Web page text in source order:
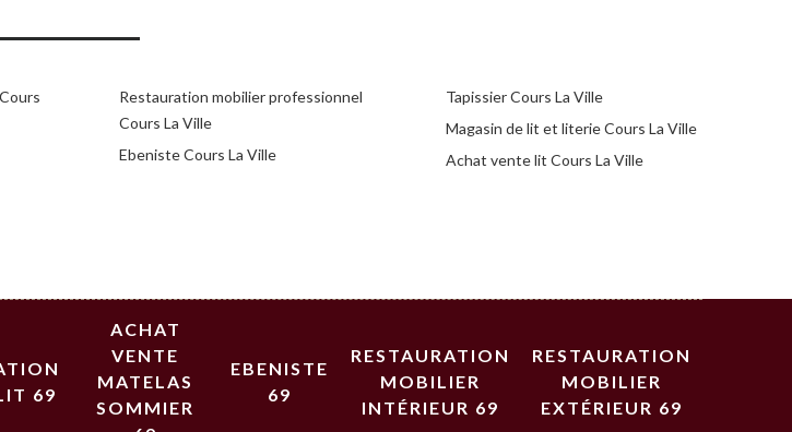
Restauration mobilier professionnel
Cours La Ville
Ebeniste Cours La Ville
Tapissier Cours La Ville
Magasin de lit et literie Cours La Ville
Achat vente lit Cours La Ville
69
ACHAT
VENTE
MATELAS
SOMMIER
EBENISTE
69
RESTAURATION
MOBILIER
INTÉRIEUR 69
RESTAURATION
MOBILIER
EXTÉRIEUR 69